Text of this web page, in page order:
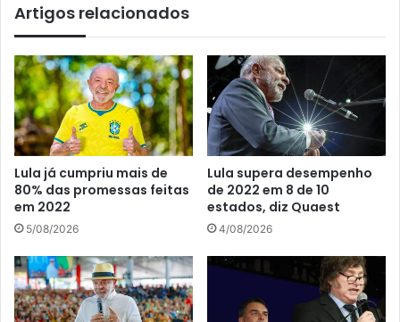
Artigos relacionados
Lula já cumpriu mais de
80% das promessas feitas
em 2022
5/08/2026
Lula supera desempenho
de 2022 em 8 de 10
estados, diz Quaest
4/08/2026